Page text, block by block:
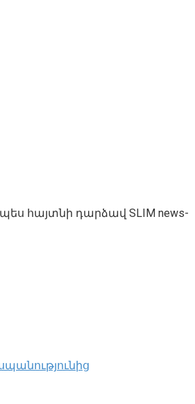
հայտնի դարձավ SLIM news-